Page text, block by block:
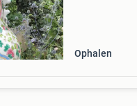
Ophalen